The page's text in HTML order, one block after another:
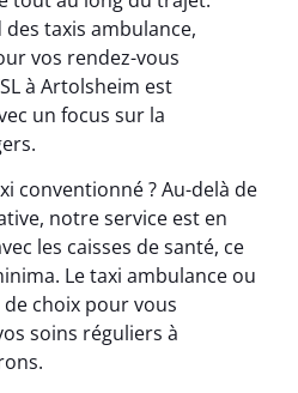
taxis ambulance,
vos rendez-vous
à Artolsheim est
un focus sur la
conventionné ? Au-delà de
notre service est en
les caisses de santé, ce
Le taxi ambulance ou
choix pour vous
soins réguliers à